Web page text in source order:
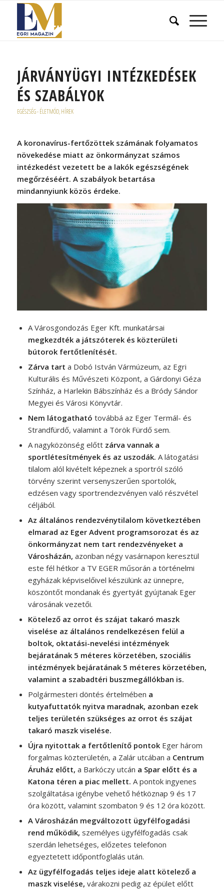
JÁRVÁNYÜGYI INTÉZKEDÉSEK
ÉS SZABÁLYOK
EGÉSZSÉG - ÉLETMÓD,HÍREK
A koronavírus-fertőzöttek számának folyamatos
növekedése miatt az önkormányzat számos
intézkedést vezetett be a lakók egészségének
megőrzéséért. A szabályok betartása
mindannyiunk közös érdeke.
A Városgondozás Eger Kft. munkatársai
megkezdték a játszóterek és közterületi
bútorok fertőtlenítését.
Zárva tart a Dobó István Vármúzeum, az Egri
Kulturális és Művészeti Központ, a Gárdonyi Géza
Színház, a Harlekin Bábszínház és a Bródy Sándor
Megyei és Városi Könyvtár.
Nem látogatható továbbá az Eger Termál- és
Strandfürdő, valamint a Török Fürdő sem.
A nagyközönség előtt zárva vannak a
sportlétesítmények és az uszodák. A látogatási
tilalom alól kivételt képeznek a sportról szóló
törvény szerint versenyszerűen sportolók,
edzésen vagy sportrendezvényen való részvétel
céljából.
Az általános rendezvénytilalom következtében
elmarad az Eger Advent programsorozat és az
önkormányzat nem tart rendezvényeket a
Városházán, azonban négy vasárnapon keresztül
este fél hétkor a TV EGER műsorán a történelmi
egyházak képviselőivel készülünk az ünnepre,
köszöntőt mondanak és gyertyát gyújtanak Eger
városának vezetői.
Kötelező az orrot és szájat takaró maszk
viselése az általános rendelkezésen felül a
boltok, oktatási-nevelési intézmények
bejáratának 5 méteres körzetében, szociális
intézmények bejáratának 5 méteres körzetében,
valamint a szabadtéri buszmegállókban is.
Polgármesteri döntés értelmében a
kutyafuttatók nyitva maradnak, azonban ezek
teljes területén szükséges az orrot és szájat
takaró maszk viselése.
Újra nyitottak a fertőtlenítő pontokEger három
forgalmas közterületén, a Zalár utcában a Centrum
Áruház előtt, a Barkóczy utcán a Spar előtt és a
Katona téren a piac mellett. A pontok ingyenes
szolgáltatása igénybe vehető hétköznap 9 és 17
óra között, valamint szombaton 9 és 12 óra között.
A Városházán megváltozott ügyfélfogadási
rend működik, személyes ügyfélfogadás csak
szerdán lehetséges, előzetes telefonon
egyeztetett időpontfoglalás után.
Az ügyfélfogadás teljes ideje alatt kötelező a
maszk viselése, várakozni pedig az épület előtt